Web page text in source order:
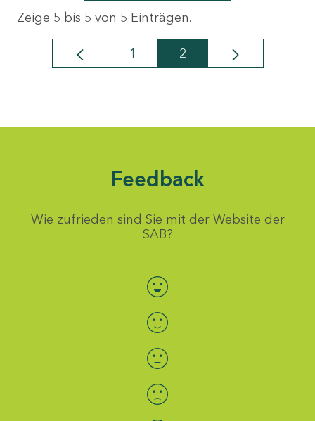
Zeige 5 bis 5 von 5 Einträgen.
Seite
1 Seite
2
Feedback
Wie zufrieden sind Sie mit der Website der
SAB?
Bewertung auswählen